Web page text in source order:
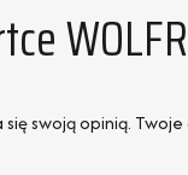
swoją opinią.